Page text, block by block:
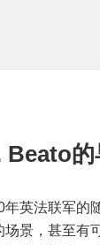
Beato的
英法联军的
场景，甚至有